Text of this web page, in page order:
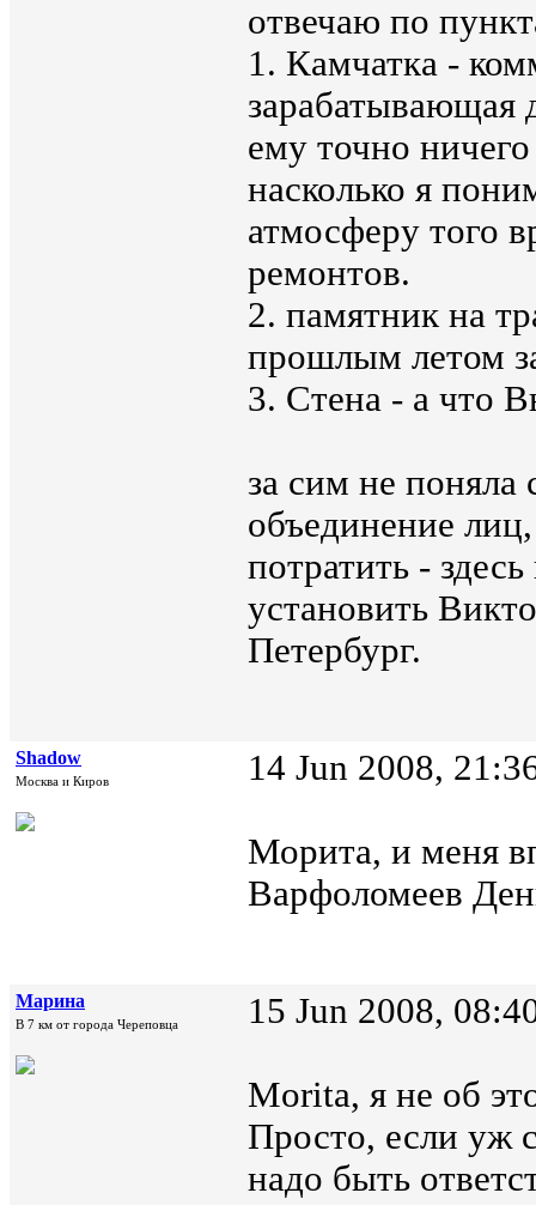
отвечаю по
1. Камчатка -
зарабатывающая
ему точно
насколько я
атмосферу того
ремонтов.
2. памятник на
прошлым летом
3. Стена - а что
за сим не поняла
объединение
потратить -
установить
Петербург.
Shadow
Москва и Киров 14 Jun 2008,
Морита, и меня
Варфоломеев
Марина
В 7 км от города Череповца 15 Jun 2008,
Morita, я не об
Просто, если уж
надо быть